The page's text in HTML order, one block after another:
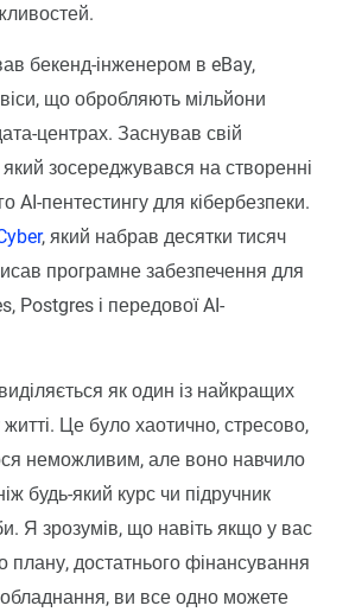
бекенд-інженером в eBay,
що обробляють мільйони
центрах. Заснував свій
зосереджувався на створенні
AI-пентестингу для кібербезпеки.
, який набрав десятки тисяч
програмне забезпечення для
Postgres і передової AI-
як один із найкращих
житті. Це було хаотично, стресово,
неможливим, але воно навчило
будь-який курс чи підручник
Я зрозумів, що навіть якщо у вас
плану, достатнього фінансування
ви все одно можете